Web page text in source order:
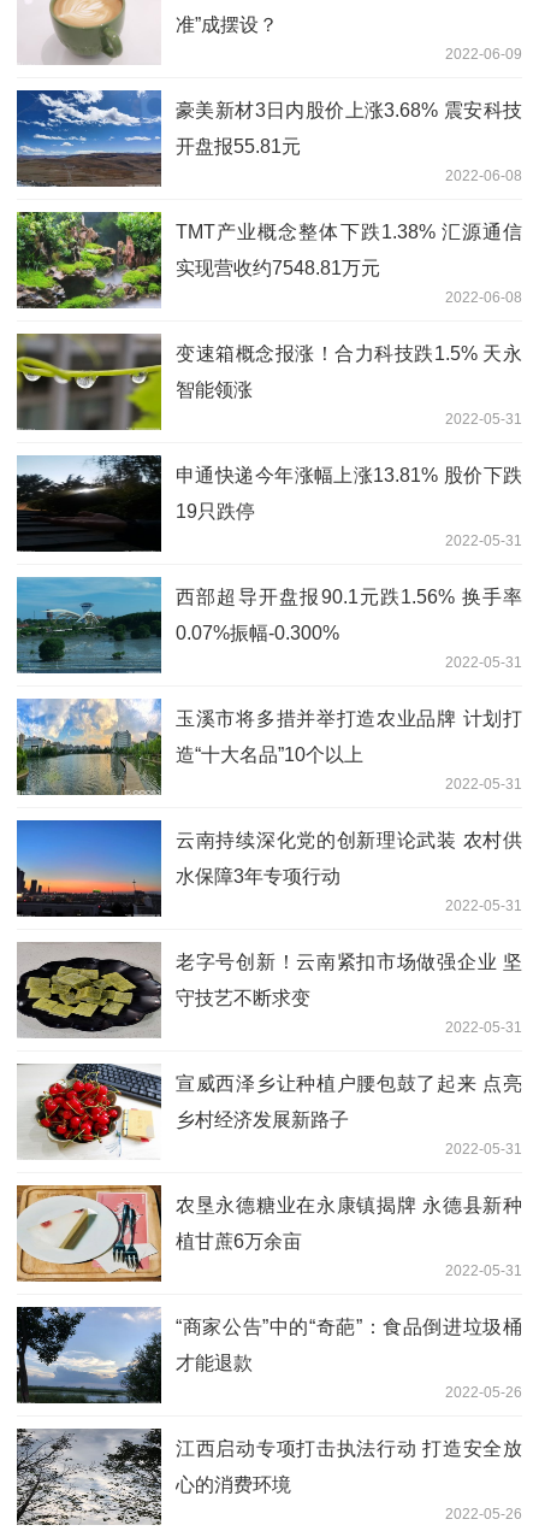
准”成摆设？
2022-06-09
豪美新材3日内股价上涨3.68% 震安科技
开盘报55.81元
2022-06-08
TMT产业概念整体下跌1.38% 汇源通信
实现营收约7548.81万元
2022-06-08
变速箱概念报涨！合力科技跌1.5% 天永
智能领涨
2022-05-31
申通快递今年涨幅上涨13.81% 股价下跌
19只跌停
2022-05-31
西部超导开盘报90.1元跌1.56% 换手率
0.07%振幅-0.300%
2022-05-31
玉溪市将多措并举打造农业品牌 计划打
造“十大名品”10个以上
2022-05-31
云南持续深化党的创新理论武装 农村供
水保障3年专项行动
2022-05-31
老字号创新！云南紧扣市场做强企业 坚
守技艺不断求变
2022-05-31
宣威西泽乡让种植户腰包鼓了起来 点亮
乡村经济发展新路子
2022-05-31
农垦永德糖业在永康镇揭牌 永德县新种
植甘蔗6万余亩
2022-05-31
“商家公告”中的“奇葩”：食品倒进垃圾桶
才能退款
2022-05-26
江西启动专项打击执法行动 打造安全放
心的消费环境
2022-05-26